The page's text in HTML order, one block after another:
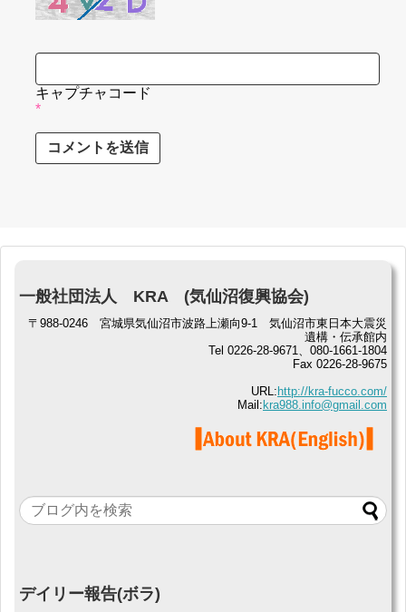
キャプチャコード
*
一般社団法人 KRA (気仙沼復興協会)
〒988-0246 宮城県気仙沼市波路上瀬向9-1 気仙沼市東日本大震災
遺構・伝承館内
Tel 0226-28-9671、080-1661-1804
Fax 0226-28-9675
URL: http://kra-fucco.com/
Mail: kra988.info@gmail.com
デイリー報告(ボラ)